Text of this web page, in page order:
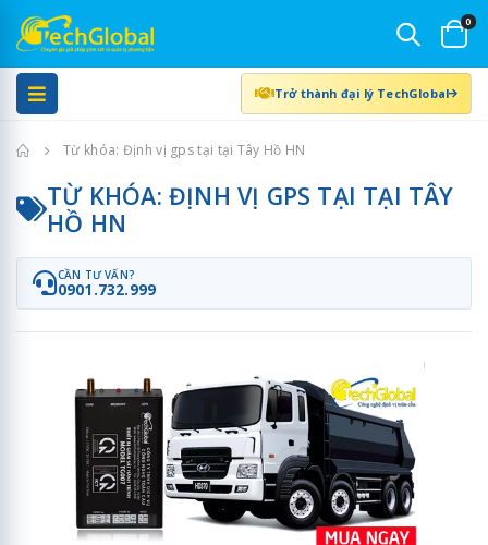
0
Trở thành đại lý TechGlobal
Trang chủTừ khóa: Định vị gps tại tại Tây Hồ HN
TỪ KHÓA: ĐỊNH VỊ GPS TẠI TẠI TÂY
HỒ HN
CẦN TƯ VẤN?
0901.732.999